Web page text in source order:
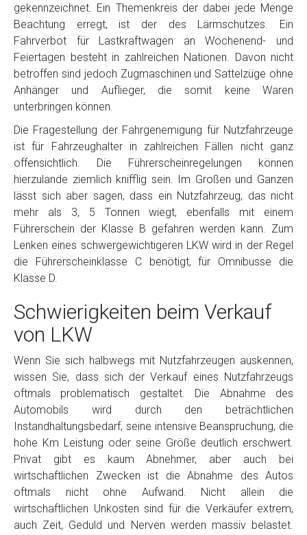
gekennzeichnet. Ein Themenkreis der dabei jede Menge
Beachtung erregt, ist der des Lärmschutzes. Ein
Fahrverbot für Lastkraftwagen an Wochenend- und
Feiertagen besteht in zahlreichen Nationen. Davon nicht
betroffen sind jedoch Zugmaschinen und Sattelzüge ohne
Anhänger und Auflieger, die somit keine Waren
unterbringen können.
Die Fragestellung der Fahrgenemigung für Nutzfahrzeuge
ist für Fahrzeughalter in zahlreichen Fällen nicht ganz
offensichtlich. Die Führerscheinregelungen können
hierzulande ziemlich knifflig sein. Im Großen und Ganzen
lässt sich aber sagen, dass ein Nutzfahrzeug, das nicht
mehr als 3, 5 Tonnen wiegt, ebenfalls mit einem
Führerschein der Klasse B gefahren werden kann. Zum
Lenken eines schwergewichtigeren LKW wird in der Regel
die Führerscheinklasse C benötigt, für Omnibusse die
Klasse D.
Schwierigkeiten beim Verkauf
von LKW
Wenn Sie sich halbwegs mit Nutzfahrzeugen auskennen,
wissen Sie, dass sich der Verkauf eines Nutzfahrzeugs
oftmals problematisch gestaltet. Die Abnahme des
Automobils wird durch den beträchtlichen
Instandhaltungsbedarf, seine intensive Beanspruchung, die
hohe Km Leistung oder seine Größe deutlich erschwert.
Privat gibt es kaum Abnehmer, aber auch bei
wirtschaftlichen Zwecken ist die Abnahme des Autos
oftmals nicht ohne Aufwand. Nicht allein die
wirtschaftlichen Unkosten sind für die Verkäufer extrem,
auch Zeit, Geduld und Nerven werden massiv belastet.